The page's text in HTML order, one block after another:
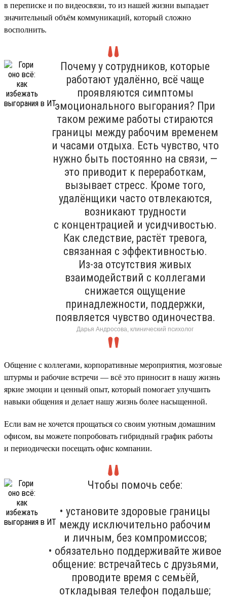
в переписке и по видеосвязи, то из нашей жизни выпадает
значительный объём коммуникаций, который сложно
восполнить.
Почему у сотрудников, которые
работают удалённо, всё чаще
проявляются симптомы
эмоционального выгорания? При
таком режиме работы стираются
границы между рабочим временем
и часами отдыха. Есть чувство, что
нужно быть постоянно на связи, —
это приводит к переработкам,
вызывает стресс. Кроме того,
удалёнщики часто отвлекаются,
возникают трудности
с концентрацией и усидчивостью.
Как следствие, растёт тревога,
связанная с эффективностью.
Из-за отсутствия живых
взаимодействий с коллегами
снижается ощущение
принадлежности, поддержки,
появляется чувство одиночества.
Дарья Андросова, клинический психолог
Общение с коллегами, корпоративные мероприятия, мозговые
штурмы и рабочие встречи — всё это приносит в нашу жизнь
яркие эмоции и ценный опыт, который помогает улучшить
навыки общения и делает нашу жизнь более насыщенной.
Если вам не хочется прощаться со своим уютным домашним
офисом, вы можете попробовать гибридный график работы
и периодически посещать офис компании.
Чтобы помочь себе:
• установите здоровые границы
между исключительно рабочим
и личным, без компромиссов;
• обязательно поддерживайте живое
общение: встречайтесь с друзьями,
проводите время с семьёй,
откладывая телефон подальше;